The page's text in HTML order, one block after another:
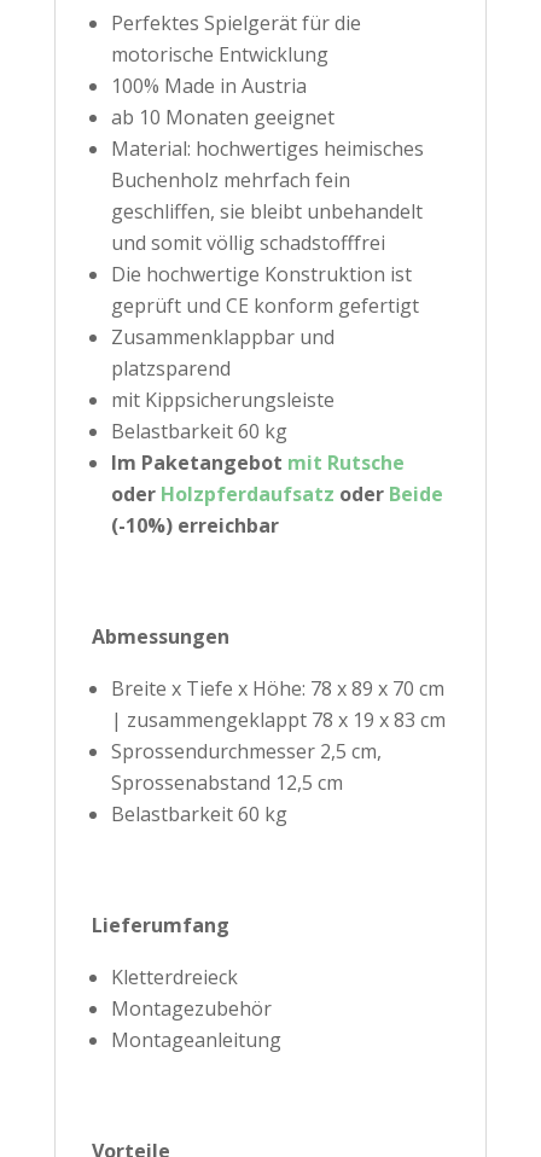
Perfektes Spielgerät für die
motorische Entwicklung
100% Made in Austria
ab 10 Monaten geeignet
Material: hochwertiges heimisches
Buchenholz mehrfach fein
geschliffen, sie bleibt unbehandelt
und somit völlig schadstofffrei
Die hochwertige Konstruktion ist
geprüft und CE konform gefertigt
Zusammenklappbar und
platzsparend
mit Kippsicherungsleiste
Belastbarkeit 60 kg
Im Paketangebot mit Rutsche
oder Holzpferdaufsatz oder Beide
(-10%) erreichbar
Abmessungen
Breite x Tiefe x Höhe: 78 x 89 x 70 cm
| zusammengeklappt 78 x 19 x 83 cm
Sprossendurchmesser 2,5 cm,
Sprossenabstand 12,5 cm
Belastbarkeit 60 kg
Lieferumfang
Kletterdreieck
Montagezubehör
Montageanleitung
Vorteile